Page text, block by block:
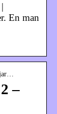
En man
–